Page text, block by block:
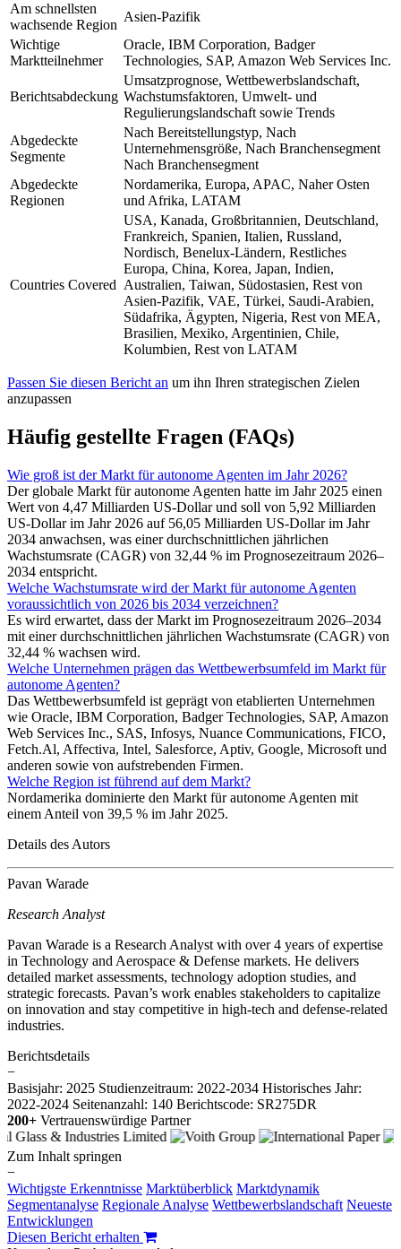
Am schnellsten
wachsende Region
Asien-Pazifik
Wichtige
Marktteilnehmer
Oracle, IBM Corporation, Badger
Technologies, SAP, Amazon Web Services Inc.
Berichtsabdeckung
Umsatzprognose, Wettbewerbslandschaft,
Wachstumsfaktoren, Umwelt- und
Regulierungslandschaft sowie Trends
Abgedeckte
Segmente
Nach Bereitstellungstyp, Nach
Unternehmensgröße, Nach Branchensegment
Nach Branchensegment
Abgedeckte
Regionen
Nordamerika, Europa, APAC, Naher Osten
und Afrika, LATAM
Countries Covered
USA, Kanada, Großbritannien, Deutschland,
Frankreich, Spanien, Italien, Russland,
Nordisch, Benelux-Ländern, Restliches
Europa, China, Korea, Japan, Indien,
Australien, Taiwan, Südostasien, Rest von
Asien-Pazifik, VAE, Türkei, Saudi-Arabien,
Südafrika, Ägypten, Nigeria, Rest von MEA,
Brasilien, Mexiko, Argentinien, Chile,
Kolumbien, Rest von LATAM
Passen Sie diesen Bericht an um ihn Ihren strategischen Zielen
anzupassen
Häufig gestellte Fragen (FAQs)
Wie groß ist der Markt für autonome Agenten im Jahr 2026?
Der globale Markt für autonome Agenten hatte im Jahr 2025 einen
Wert von 4,47 Milliarden US-Dollar und soll von 5,92 Milliarden
US-Dollar im Jahr 2026 auf 56,05 Milliarden US-Dollar im Jahr
2034 anwachsen, was einer durchschnittlichen jährlichen
Wachstumsrate (CAGR) von 32,44 % im Prognosezeitraum 2026–
2034 entspricht.
Welche Wachstumsrate wird der Markt für autonome Agenten
voraussichtlich von 2026 bis 2034 verzeichnen?
Es wird erwartet, dass der Markt im Prognosezeitraum 2026–2034
mit einer durchschnittlichen jährlichen Wachstumsrate (CAGR) von
32,44 % wachsen wird.
Welche Unternehmen prägen das Wettbewerbsumfeld im Markt für
autonome Agenten?
Das Wettbewerbsumfeld ist geprägt von etablierten Unternehmen
wie Oracle, IBM Corporation, Badger Technologies, SAP, Amazon
Web Services Inc., SAS, Infosys, Nuance Communications, FICO,
Fetch.Al, Affectiva, Intel, Salesforce, Aptiv, Google, Microsoft und
anderen sowie von aufstrebenden Firmen.
Welche Region ist führend auf dem Markt?
Nordamerika dominierte den Markt für autonome Agenten mit
einem Anteil von 39,5 % im Jahr 2025.
Details des Autors
Pavan Warade
Research Analyst
Pavan Warade is a Research Analyst with over 4 years of expertise
in Technology and Aerospace & Defense markets. He delivers
detailed market assessments, technology adoption studies, and
strategic forecasts. Pavan’s work enables stakeholders to capitalize
on innovation and stay competitive in high-tech and defense-related
industries.
Berichtsdetails
−
Basisjahr: 2025 Studienzeitraum: 2022-2034 Historisches Jahr:
2022-2024 Seitenanzahl: 140 Berichtscode: SR275DR
200+ Vertrauenswürdige Partner
Zum Inhalt springen
−
Wichtigste Erkenntnisse Marktüberblick Marktdynamik
Segmentanalyse Regionale Analyse Wettbewerbslandschaft Neueste
Entwicklungen
Diesen Bericht erhalten